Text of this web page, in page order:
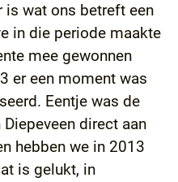
is wat ons betreft een
in die periode maakte
mee gewonnen
er een moment was
Eentje was de
direct aan
hebben we in 2013
is gelukt, in